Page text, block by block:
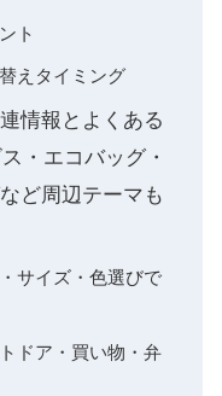
ト
えタイミング
情報とよくある
・エコバッグ・
ど周辺テーマも
サイズ・色選びで
ドア・買い物・弁